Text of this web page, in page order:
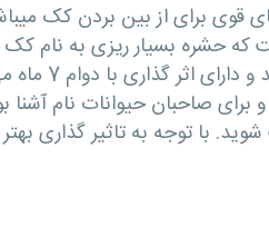
برای از بین بردن کک
که حشره بسیار ریزی به نام
برای صاحبان حیوانات نام آشنا
با توجه به تاثیر گذاری